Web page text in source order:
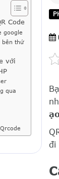
đi
Code
google
bên thứ
với
qua